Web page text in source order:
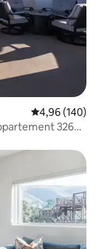
Gemiddelde
4,96 (140)
326